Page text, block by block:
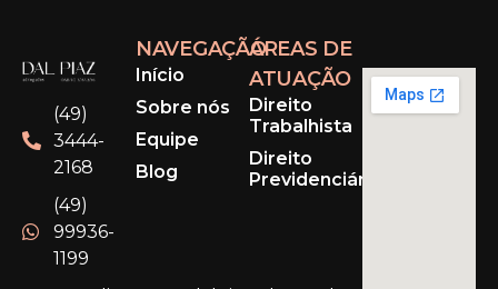
(49)
3444-
2168
(49)
99936-
1199
NAVEGAÇÃO
Início
Sobre nós
Equipe
Blog
ÁREAS DE
ATUAÇÃO
Direito
Trabalhista
Direito
Previdenciário